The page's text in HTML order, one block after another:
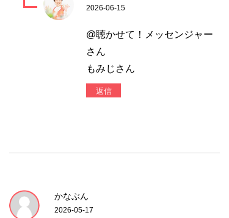
2026-06-15
@聴かせて！メッセンジャー
さん
もみじさん
返信
かなぶん
2026-05-17